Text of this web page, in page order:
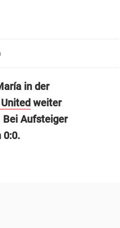
in der
weiter
Aufsteiger
0:0.